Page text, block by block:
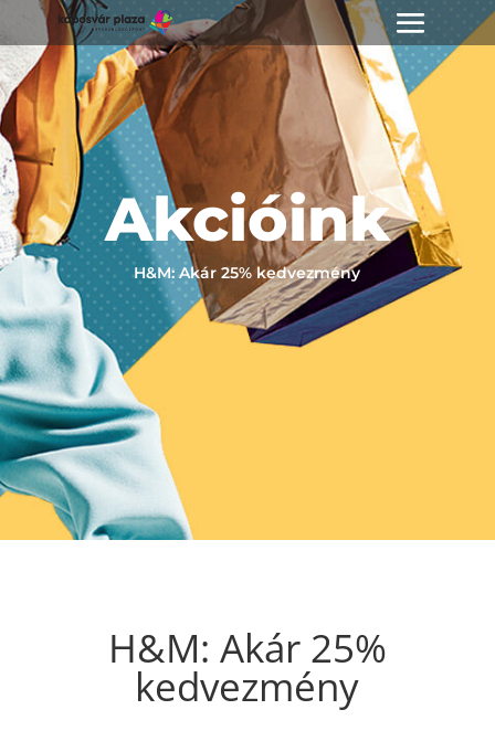
Akcióink
H&M: Akár 25% kedvezmény
H&M: Akár 25%
kedvezmény